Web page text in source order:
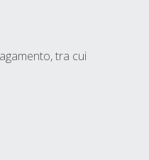
tra cui